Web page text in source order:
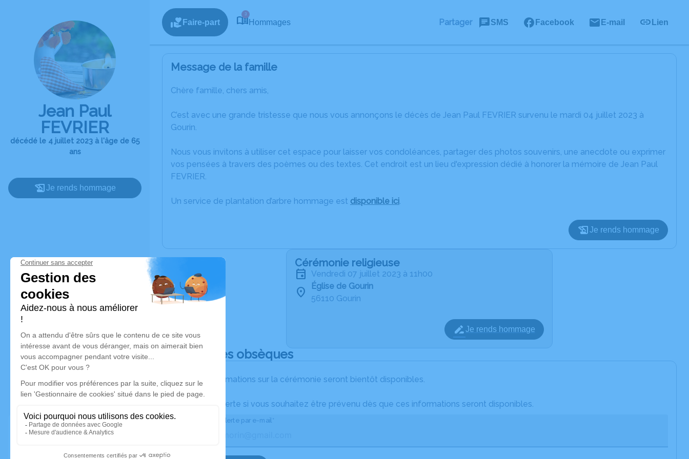
Jean Paul
FEVRIER
décédé le 4 juillet 2023 à l'âge de 65
ans
Je rends hommage
Faire-part
3
Hommages Partager SMS Facebook E-mail Lien
Message de la famille
Chère famille, chers amis,
C’est avec une grande tristesse que nous vous annonçons le décès de Jean Paul FEVRIER survenu le mardi 04 juillet 2023 à
Gourin.
Nous vous invitons à utiliser cet espace pour laisser vos condoléances, partager des photos souvenirs, une anecdote ou exprimer
vos pensées à travers des poèmes ou des textes. Cet endroit est un lieu d'expression dédié à honorer la mémoire de Jean Paul
FEVRIER.
Un service de plantation d’arbre hommage est disponible ici.
Je rends hommage
Cérémonie religieuse
vendredi 07 juillet 2023 à 11h00
Église de Gourin
56110 Gourin
Je rends hommage
Déroulé des obsèques
Les informations sur la cérémonie seront bientôt disponibles.
Activez une alerte si vous souhaitez être prévenu dès que ces informations seront disponibles.
Recevoir une alerte par e-mail*